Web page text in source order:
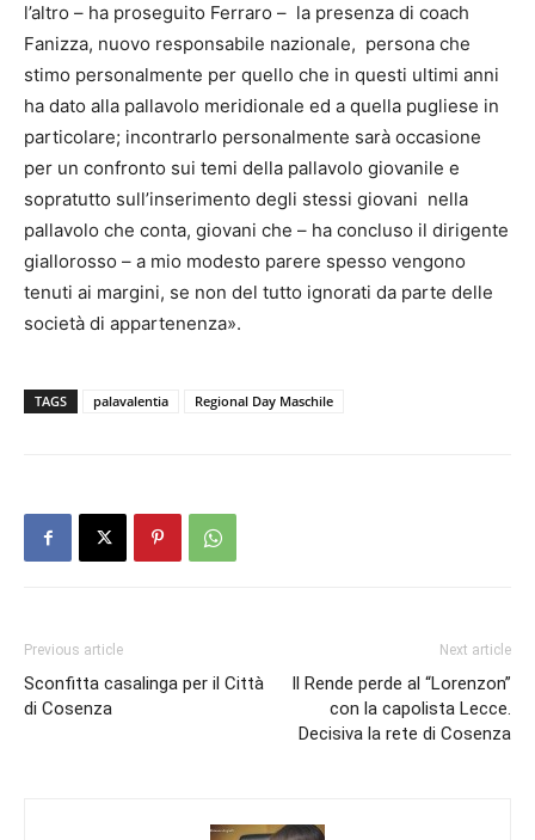
l’altro – ha proseguito Ferraro – la presenza di coach
Fanizza, nuovo responsabile nazionale, persona che
stimo personalmente per quello che in questi ultimi anni
ha dato alla pallavolo meridionale ed a quella pugliese in
particolare; incontrarlo personalmente sarà occasione
per un confronto sui temi della pallavolo giovanile e
sopratutto sull’inserimento degli stessi giovani nella
pallavolo che conta, giovani che – ha concluso il dirigente
giallorosso – a mio modesto parere spesso vengono
tenuti ai margini, se non del tutto ignorati da parte delle
società di appartenenza».
TAGS palavalentia Regional Day Maschile
Previous article
Sconfitta casalinga per il Città
di Cosenza
Next article
Il Rende perde al “Lorenzon”
con la capolista Lecce.
Decisiva la rete di Cosenza